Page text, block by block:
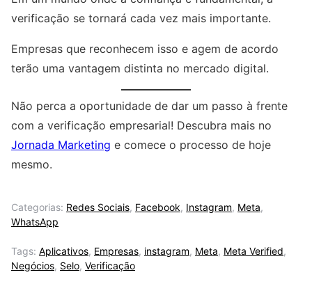
verificação se tornará cada vez mais importante.
Empresas que reconhecem isso e agem de acordo
terão uma vantagem distinta no mercado digital.
Não perca a oportunidade de dar um passo à frente
com a verificação empresarial! Descubra mais no
Jornada Marketing e comece o processo de hoje
mesmo.
Categorias: Redes Sociais, Facebook, Instagram, Meta,
WhatsApp
Tags: Aplicativos, Empresas, instagram, Meta, Meta Verified,
Negócios, Selo, Verificação